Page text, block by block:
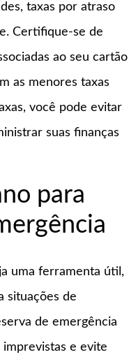
taxas por atraso
Certifique-se de
ao seu cartão
as menores taxas
você pode evitar
suas finanças
para
uma ferramenta útil,
situações de
de emergência
imprevistas e evite